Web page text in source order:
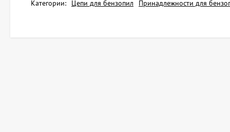
Категории: Цепи для бензопил Принадлежности для